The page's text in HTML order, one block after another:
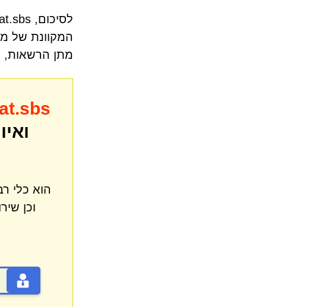
המקוונת של
מתן הרשאות,